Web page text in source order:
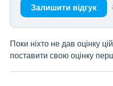
Залишити відгук
Поки ніхто не дав оцінку
поставити свою оцінку